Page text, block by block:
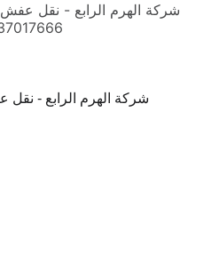
شركة الهرم الرابع - نقل